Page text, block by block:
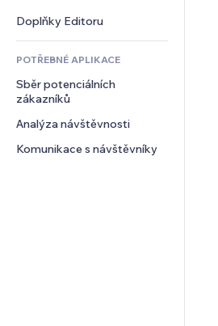
Jídlo a nápoje
Kalkulačky
Vyhledávání
Počasí
Tabulky a grafy
Komunita
Reference a recenze
CRM
Doplňky Editoru
POTŘEBNÉ APLIKACE
Sběr potenciálních
zákazníků
Analýza návštěvnosti
Komunikace s návštěvníky